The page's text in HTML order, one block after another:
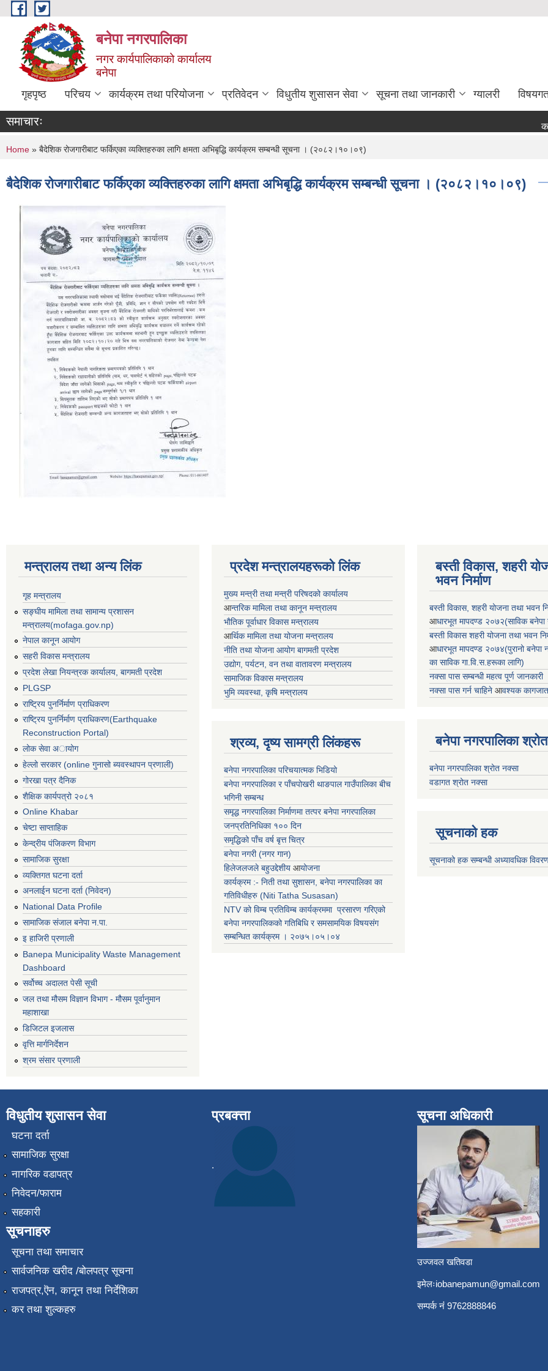
Skip to main content
बनेपा नगरपालिका
नगर कार्यपालिकाको कार्यालय
बनेपा
गृहपृष्ठ परिचय कार्यक्रम तथा परियोजना प्रतिवेदन विधुतीय शुसासन सेवा सूचना तथा जानकारी ग्यालरी
समाचारः
You are here
Home » बैदेशिक रोजगारीबाट फर्किएका व्यक्तिहरुका लागि क्षमता अभिबृद्धि कार्यक्रम सम्बन्धी सूचना । (२०८२।१०।०९)
बैदेशिक रोजगारीबाट फर्किएका व्यक्तिहरुका लागि क्षमता अभिबृद्धि कार्यक्रम सम्बन्धी सूचना । (२०८२।१०।०९)
मन्त्रालय तथा अन्य लिंक
गृह मन्त्रालय
सङ्घीय मामिला तथा सामान्य प्रशासन
मन्त्रालय(mofaga.gov.np)
नेपाल कानून आयोग
सहरी विकास मन्त्रालय
प्रदेश लेखा नियन्त्रक कार्यालय, बागमती प्रदेश
PLGSP
राष्ट्रिय पुनर्निर्माण प्राधिकरण
राष्ट्रिय पुनर्निर्माण प्राधिकरण(Earthquake
Reconstruction Portal)
लोक सेवा अायोग
हेल्लो सरकार (online गुनासो ब्यवस्थापन प्रणाली)
गोरखा पत्र दैनिक
शैक्षिक कार्यपत्रो २०८१
Online Khabar
चेष्टा साप्ताहिक
केन्द्रीय पंजिकरण विभाग
सामाजिक सुरक्षा
व्यक्तिगत घटना दर्ता
अनलाईन घटना दर्ता (निवेदन)
National Data Profile
सामाजिक संजाल बनेपा न.पा.
इ हाजिरी प्रणाली
Banepa Municipality Waste Management
Dashboard
सर्वोच्च अदालत पेसी सूची
जल तथा मौसम विज्ञान विभाग - मौसम पूर्वानुमान
महाशाखा
डिजिटल इजलास
वृत्ति मार्गनिर्देशन
श्रम संसार प्रणाली
प्रदेश मन्त्रालयहरूको लिंक
मुख्य मन्त्री तथा मन्त्री परिषदको कार्यालय
आन्तरिक मामिला तथा कानून मन्त्रालय
भाैतिक पूर्वाधार विकास मन्त्रालय
आर्थिक मामिला तथा योजना मन्त्रालय
नीति तथा योजना आयोग बागमती प्रदेश
उद्योग, पर्यटन, वन तथा वातावरण मन्त्रालय
सामाजिक विकास मन्त्रालय
भुमि व्यवस्था, कृषि मन्त्रालय
श्रव्य, दृष्य सामग्री लिंकहरू
बनेपा नगरपालिका परिचयात्मक भिडियो
बनेपा नगरपालिका र पाँचपोखरी थाङपाल गाउँपालिका बीच
भगिनी सम्बन्ध
समृद्ध नगरपालिका निर्माणमा तत्पर बनेपा नगरपालिका
जनप्रतिनिधिका १०० दिन
समृद्धिको पाँच वर्ष बृत्त चित्र
बनेपा नगरी (नगर गान)
हिलेजलजले बहुउद्देशीय आयोजना
कार्यक्रम :- निती तथा सुशासन, बनेपा नगरपालिका का
गतिविधीहरु (Niti Tatha Susasan)
NTV को विम्ब प्रतिविम्ब कार्यक्रममा प्रसारण गरिएको
बनेपा नगरपालिकको गतिबिधि र समसामयिक विषयसंग
सम्बन्धित कार्यक्रम । २०७५।०५।०४
बस्ती विकास, शहरी
भवन निर्माण
बस्ती विकास, शहरी योजना तथा भवन
आधारभूत मापदण्ड २०७२(साविक बनेपा
बस्ती विकास शहरी योजना तथा भवन
आधारभूत मापदण्ड २०७४(पुरानो बनेपा
का साविक गा.वि.स.हरूका लागि)
नक्सा पास सम्बन्धी महत्व पूर्ण जानकारी
नक्सा पास गर्न चाहिने आवश्यक
बनेपा नगरपालिका
बनेपा नगरपालिका श्रोत नक्सा
वडागत श्रोत नक्सा
सूचनाको हक
सूचनाको हक सम्बन्धी अध्यावधिक
विधुतीय शुसासन सेवा
घटना दर्ता
सामाजिक सुरक्षा
नागरिक वडापत्र
निवेदन/फाराम
सहकारी
सूचनाहरु
सूचना तथा समाचार
सार्वजनिक खरीद /बोलपत्र सूचना
राजपत्र,ऎन, कानून तथा निर्देशिका
कर तथा शुल्कहरु
प्रबक्त्ता
.
सूचना अधिकारी
उज्जवल खतिवडा
इमेलःiobanepamun@gmail.com
सम्पर्क नंं 9762888846